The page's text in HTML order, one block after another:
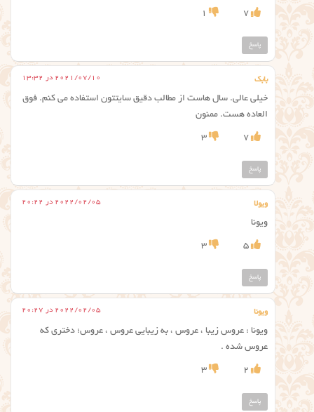
7
1
پاسخ
بابک 2021/07/10 در 13:32
خیلی عالی. سال هاست از مطالب دقیق سایتتون استفاده می کنم. فوق
العاده هست. ممنون
7
3
پاسخ
ویولا 2022/02/05 در 20:22
ویونا
5
3
پاسخ
ویونا 2022/02/05 در 20:27
ویونا : عروس زیبا ، عروس ، به زیبایی عروس ، عروس؛ دختري كه
عروس شده .
2
3
پاسخ